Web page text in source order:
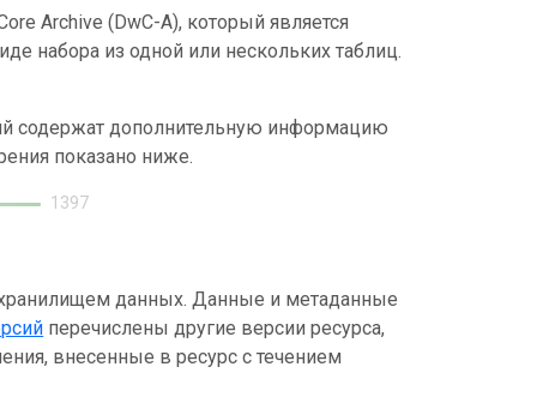
Archive (DwC-A), который является
набора из одной или нескольких таблиц.
содержат дополнительную информацию
показано ниже.
1397
данных. Данные и метаданные
перечислены другие версии ресурса,
внесенные в ресурс с течением